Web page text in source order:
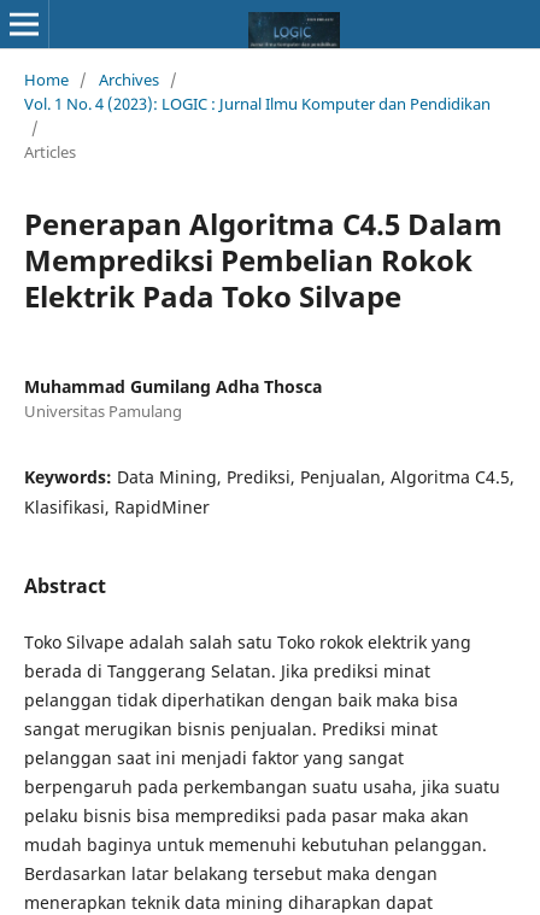
Home / Archives /
Vol. 1 No. 4 (2023): LOGIC : Jurnal Ilmu Komputer dan Pendidikan
/
Articles
Penerapan Algoritma C4.5 Dalam
Memprediksi Pembelian Rokok
Elektrik Pada Toko Silvape
Muhammad Gumilang Adha Thosca
Universitas Pamulang
Keywords: Data Mining, Prediksi, Penjualan, Algoritma C4.5,
Klasifikasi, RapidMiner
Abstract
Toko Silvape adalah salah satu Toko rokok elektrik yang
berada di Tanggerang Selatan. Jika prediksi minat
pelanggan tidak diperhatikan dengan baik maka bisa
sangat merugikan bisnis penjualan. Prediksi minat
pelanggan saat ini menjadi faktor yang sangat
berpengaruh pada perkembangan suatu usaha, jika suatu
pelaku bisnis bisa memprediksi pada pasar maka akan
mudah baginya untuk memenuhi kebutuhan pelanggan.
Berdasarkan latar belakang tersebut maka dengan
menerapkan teknik data mining diharapkan dapat